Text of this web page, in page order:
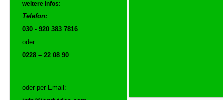
weitere Infos:
Telefon:
030 - 920 383 7816
oder
0228 – 22 08 90
oder per Email: